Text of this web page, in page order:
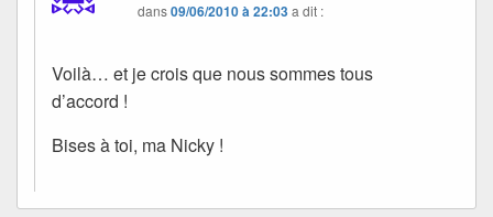
dans09/06/2010 à 22:03a dit :
Voilà… et je crois que nous sommes tous
d’accord !
Bises à toi, ma Nicky !